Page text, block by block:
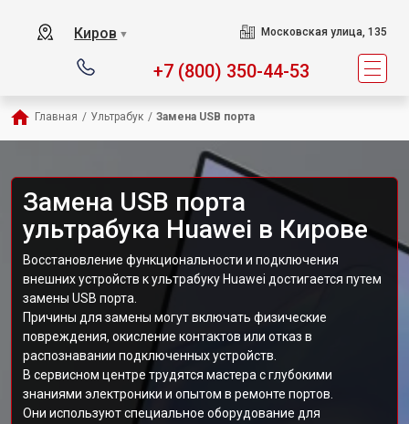
Киров ▼ Московская улица, 135
+7 (800) 350-44-53
Главная / Ультрабук / Замена USB порта
Замена USB порта
ультрабука Huawei в Кирове
Восстановление функциональности и подключения
внешних устройств к ультрабуку Huawei достигается путем
замены USB порта.
Причины для замены могут включать физические
повреждения, окисление контактов или отказ в
распознавании подключенных устройств.
В сервисном центре трудятся мастера с глубокими
знаниями электроники и опытом в ремонте портов.
Они используют специальное оборудование для